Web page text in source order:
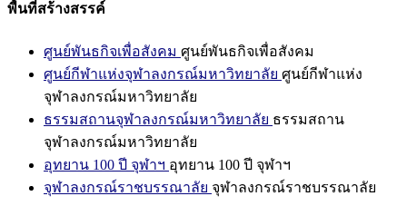
พื้นที่สร้างสรรค์
ศูนย์พันธกิจเพื่อสังคม ศูนย์พันธกิจเพื่อสังคม
ศูนย์กีฬาแห่งจุฬาลงกรณ์มหาวิทยาลัย ศูนย์กีฬาแห่ง
จุฬาลงกรณ์มหาวิทยาลัย
ธรรมสถานจุฬาลงกรณ์มหาวิทยาลัย ธรรมสถาน
จุฬาลงกรณ์มหาวิทยาลัย
อุทยาน 100 ปี จุฬาฯ อุทยาน 100 ปี จุฬาฯ
จุฬาลงกรณ์ราชบรรณาลัย จุฬาลงกรณ์ราชบรรณาลัย